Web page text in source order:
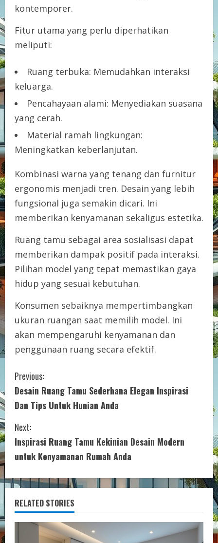
kontemporer.
Fitur utama yang perlu diperhatikan
meliputi:
Ruang terbuka: Memudahkan interaksi
keluarga.
Pencahayaan alami: Menyediakan suasana
yang cerah.
Material ramah lingkungan:
Meningkatkan keberlanjutan.
Kombinasi warna yang tenang dan furnitur
ergonomis menjadi tren. Desain yang lebih
fungsional juga semakin dicari. Ini
memberikan kenyamanan sekaligus estetika.
Ruang tamu sebagai area sosialisasi dapat
memberikan dampak positif pada interaksi.
Pilihan model yang tepat memastikan gaya
hidup yang sesuai kebutuhan.
Konsumen sebaiknya mempertimbangkan
ukuran ruangan saat memilih model. Ini
akan mempengaruhi kenyamanan dan
penggunaan ruang secara efektif.
C
o
n
t
i
n
u
e
Previous:
Desain Ruang Tamu Sederhana Elegan Inspirasi
Dan Tips Untuk Hunian Anda
Next:
Inspirasi Ruang Tamu Kekinian Desain Modern
untuk Kenyamanan Rumah Anda
RELATED STORIES